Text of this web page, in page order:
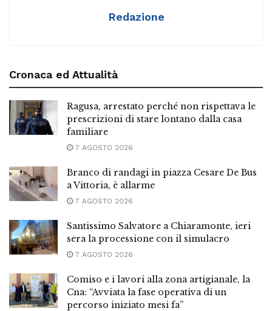
Redazione
Cronaca ed Attualità
Ragusa, arrestato perché non rispettava le
prescrizioni di stare lontano dalla casa
familiare
7 AGOSTO 2026
Branco di randagi in piazza Cesare De Bus
a Vittoria, è allarme
7 AGOSTO 2026
Santissimo Salvatore a Chiaramonte, ieri
sera la processione con il simulacro
7 AGOSTO 2026
Comiso e i lavori alla zona artigianale, la
Cna: “Avviata la fase operativa di un
percorso iniziato mesi fa”